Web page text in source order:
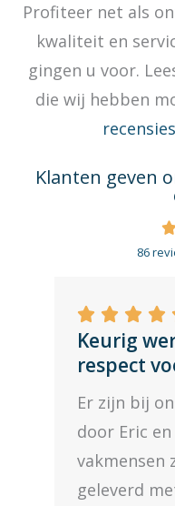
Profiteer net als
kwaliteit en
gingen u voor.
die wij hebben
Klanten geven
86
   
Keurig
respect
Er zijn bij
door Eric
vakmensen
geleverd